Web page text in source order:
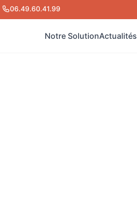
06.49.60.41.99
Notre SolutionActualités